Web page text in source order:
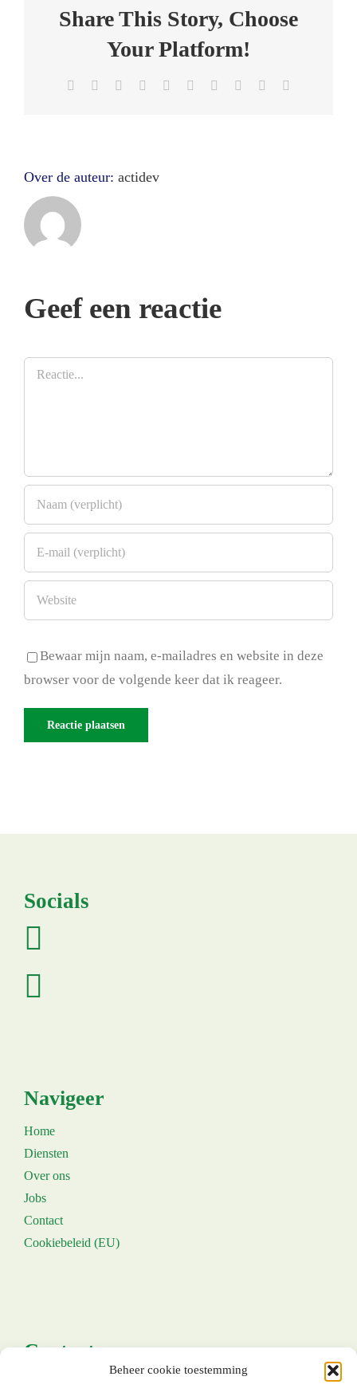
Beheer cookie toestemming
Share This Story, Choose
Your Platform!
Facebook
TwitterReddit LinkedInWhatsApp
TumblrPinterest Xing
Over de auteur: actidev
Geef een reactie
Reactie
Bewaar mijn naam, e-mailadres en website in deze
browser voor de volgende keer dat ik reageer.
Socials
Navigeer
Home
Diensten
Over ons
Jobs
Contact
Cookiebeleid (EU)
Contacteer ons